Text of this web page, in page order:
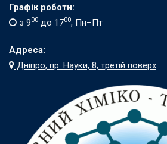
Графік роботи:
з 900 до 1700, Пн–Пт
Адреса:
Дніпро, пр. Науки, 8, третій поверх